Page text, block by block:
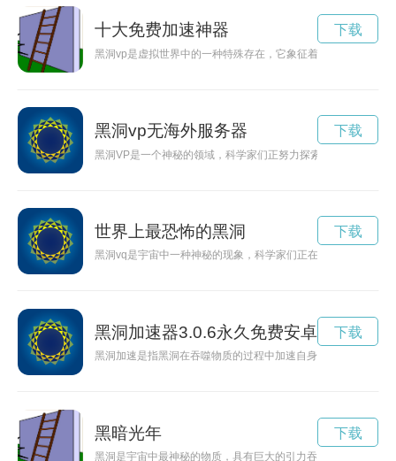
十大免费加速神器
黑洞vp是虚拟世界中的一种特殊存在，它象征着黑暗力量的强
下载
黑洞vp无海外服务器
黑洞VP是一个神秘的领域，科学家们正努力探索其中的奥秘，
下载
世界上最恐怖的黑洞
黑洞vq是宇宙中一种神秘的现象，科学家们正在努力探索其奥
下载
黑洞加速器3.0.6永久免费安卓版
黑洞加速是指黑洞在吞噬物质的过程中加速自身的旋转，释放
下载
黑暗光年
黑洞是宇宙中最神秘的物质，具有巨大的引力吞噬周围的物质
下载